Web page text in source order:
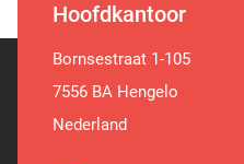
Hoofdkantoor
Bornsestraat 1-105
7556 BA Hengelo
Nederland